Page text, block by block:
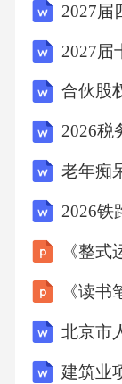
合伙股
2026税
2026铁
《读
北京市
建筑业